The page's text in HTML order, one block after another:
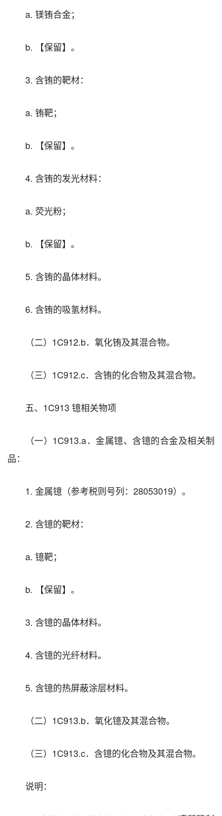
a. 镁铕合金；
b. 【保留】。
3. 含铕的靶材：
a. 铕靶；
b. 【保留】。
4. 含铕的发光材料：
a. 荧光粉；
b. 【保留】。
5. 含铕的晶体材料。
6. 含铕的吸氢材料。
（二）1C912.b．氧化铕及其混合物。
（三）1C912.c．含铕的化合物及其混合物。
五、1C913 镱相关物项
（一）1C913.a．金属镱、含镱的合金及相关制
品：
1. 金属镱（参考税则号列：28053019）。
2. 含镱的靶材：
a. 镱靶；
b. 【保留】。
3. 含镱的晶体材料。
4. 含镱的光纤材料。
5. 含镱的热屏蔽涂层材料。
（二）1C913.b．氧化镱及其混合物。
（三）1C913.c．含镱的化合物及其混合物。
说明：